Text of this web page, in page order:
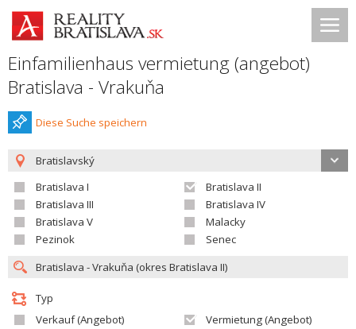
Einfamilienhaus vermietung (angebot)
Bratislava - Vrakuňa
Diese Suche speichern
Bratislavský
Bratislava I
Bratislava II
Bratislava III
Bratislava IV
Bratislava V
Malacky
Pezinok
Senec
Typ
Verkauf (Angebot)
Vermietung (Angebot)